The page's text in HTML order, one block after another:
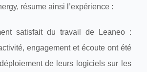
résume ainsi l’expérience :
satisfait du travail de Leaneo :
engagement et écoute ont été
de leurs logiciels sur les